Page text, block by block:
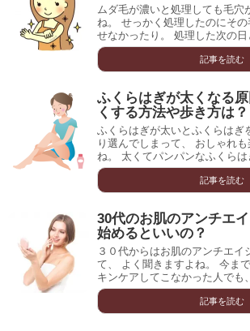
ムダ毛が濃いと処理しても毛穴
ね。 せっかく処理したのにそ
せなかったり。 処理した次の
記事を読む
ふくらはぎが太くなる
くする方法や歩き方は？
ふくらはぎが太いとふくらはぎ
り選んでしまって、 おしゃれ
ね。 太くてパンパンなふくらは
記事を読む
30代のお肌のアンチエ
始めるといいの？
３０代からはお肌のアンチエイ
て、 よく聞きますよね。 今ま
キンケアしてこなかった人でも
記事を読む